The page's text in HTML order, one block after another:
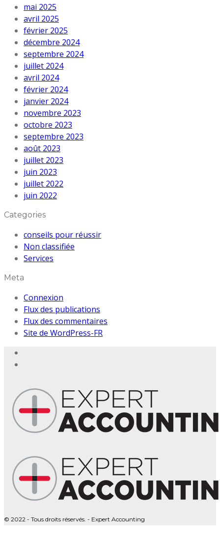
mai 2025
avril 2025
février 2025
décembre 2024
septembre 2024
juillet 2024
avril 2024
février 2024
janvier 2024
novembre 2023
octobre 2023
septembre 2023
août 2023
juillet 2023
juin 2023
juillet 2022
juin 2022
Categories
conseils pour réussir
Non classifiée
Services
Meta
Connexion
Flux des publications
Flux des commentaires
Site de WordPress-FR
© 2022 - Tous droits réservés. - Expert Accounting